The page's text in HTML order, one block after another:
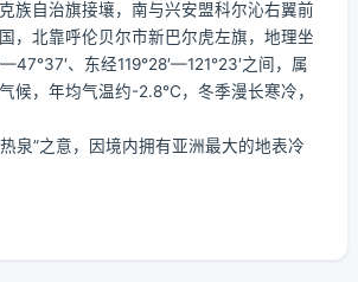
族自治旗接壤，南与兴安盟科尔沁右翼前
，北靠呼伦贝尔市新巴尔虎左旗，地理坐
、东经119°28′—121°23′之间，属
候，年均气温约-2.8℃，冬季漫长寒冷，
泉”之意，因境内拥有亚洲最大的地表冷